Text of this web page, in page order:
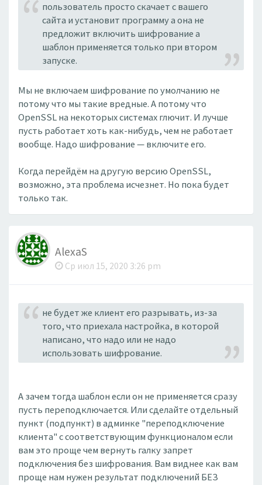
пользователь просто скачает с вашего
сайта и установит программу а она не
предложит включить шифрование а
шаблон применяется только при втором
запуске.
Мы не включаем шифрование по умолчанию не
потому что мы такие вредные. А потому что
OpenSSL на некоторых системах глючит. И лучше
пусть работает хоть как-нибудь, чем не работает
вообще. Надо шифрование — включите его.
Когда перейдём на другую версию OpenSSL,
возможно, эта проблема исчезнет. Но пока будет
только так.
AlexaS
Ср июл 15, 2020 3:26 pm
не будет же клиент его разрывать, из-за
того, что приехала настройка, в которой
написано, что надо или не надо
использовать шифрование.
А зачем тогда шаблон если он не применяется сразу
пусть переподключается. Или сделайте отдельный
пункт (подпункт) в админке "переподключение
клиента" с соответствующим функционалом если
вам это проще чем вернуть галку запрет
подключения без шифрования. Вам виднее как вам
проще нам нужен результат подключений БЕЗ